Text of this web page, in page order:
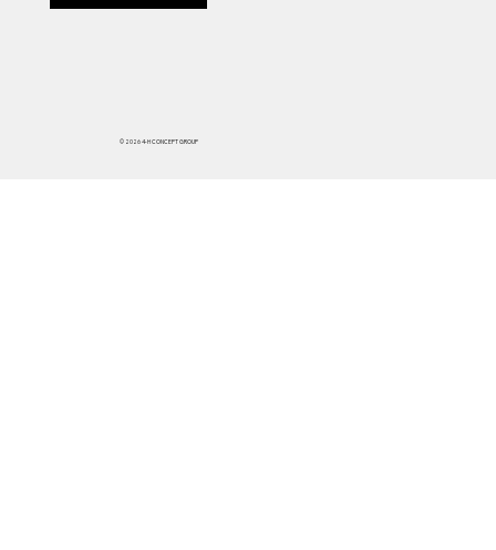
© 2026 4-H CONCEPT GROUP